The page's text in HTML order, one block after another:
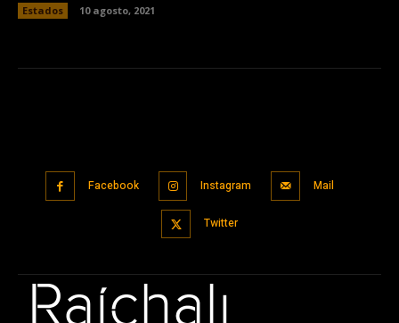
Estados 10 agosto, 2021
Facebook Instagram Mail
Twitter